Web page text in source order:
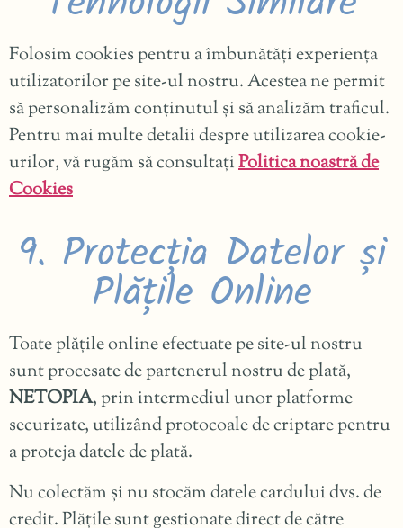
Folosim cookies pentru a îmbunătăți experiența
utilizatorilor pe site-ul nostru. Acestea ne permit
să personalizăm conținutul și să analizăm traficul.
Pentru mai multe detalii despre utilizarea cookie-
urilor, vă rugăm să consultațiPolitica noastră de
Cookies
9. Protecția Datelor și
Plățile Online
Toate plățile online efectuate pe site-ul nostru
sunt procesate de partenerul nostru de plată,
NETOPIA, prin intermediul unor platforme
securizate, utilizând protocoale de criptare pentru
a proteja datele de plată.
Nu colectăm și nu stocăm datele cardului dvs. de
credit. Plățile sunt gestionate direct de către